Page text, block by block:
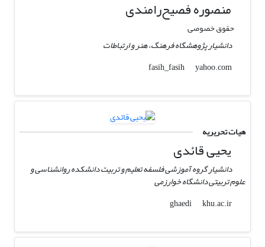
منصوره فصیح‌رامندی
حقوق خصوصی
دانشیار پژوهشگاه فرهنگ، هنر و ارتباطات
fasih_fasih
yahoo.com
هیات تحریریه
یحیی قائدی
دانشیار گروه آموزشی فلسفه تعلیم و تربیت دانشکده روانشناسی و
علوم تربیتی دانشگاه خوارزمی
ghaedi
khu.ac.ir